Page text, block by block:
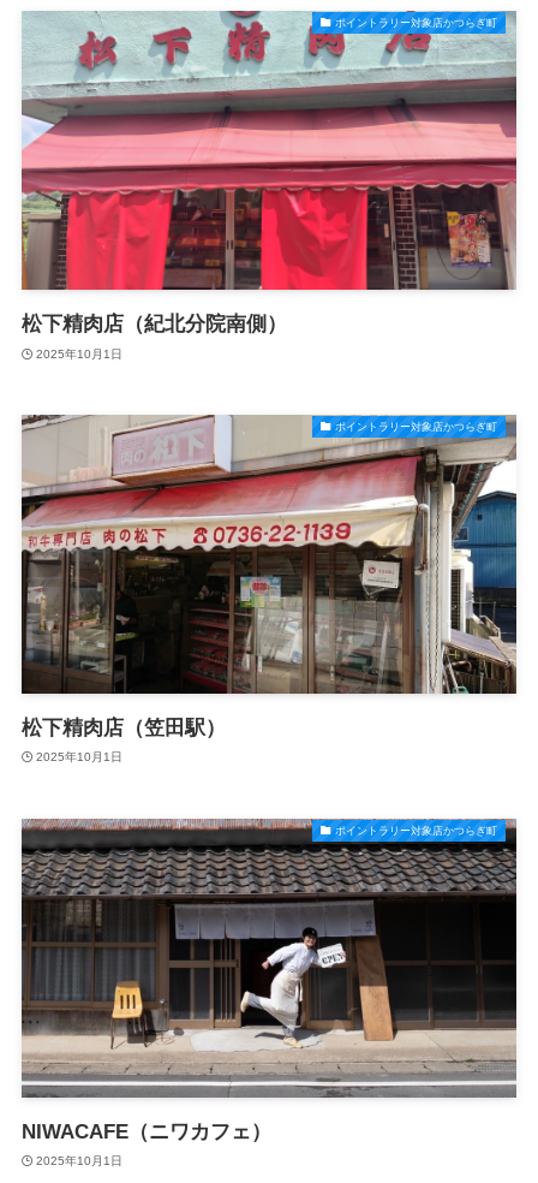
ポイントラリー対象店かつらぎ町
松下精肉店（紀北分院南側）
2025年10月1日
ポイントラリー対象店かつらぎ町
松下精肉店（笠田駅）
2025年10月1日
ポイントラリー対象店かつらぎ町
NIWACAFE（ニワカフェ）
2025年10月1日